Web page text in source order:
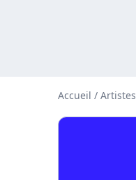
Accueil / Artistes